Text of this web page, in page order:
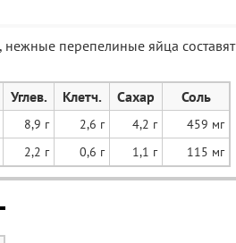
перепелиные яйца составят
Углев. Клетч. Сахар Соль
8,9 г 2,6 г 4,2 г
459 мг
2,2 г
0,6 г 1,1 г 115 мг